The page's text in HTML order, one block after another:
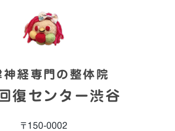
神経専門の整体院
復センター渋谷
〒150-0002